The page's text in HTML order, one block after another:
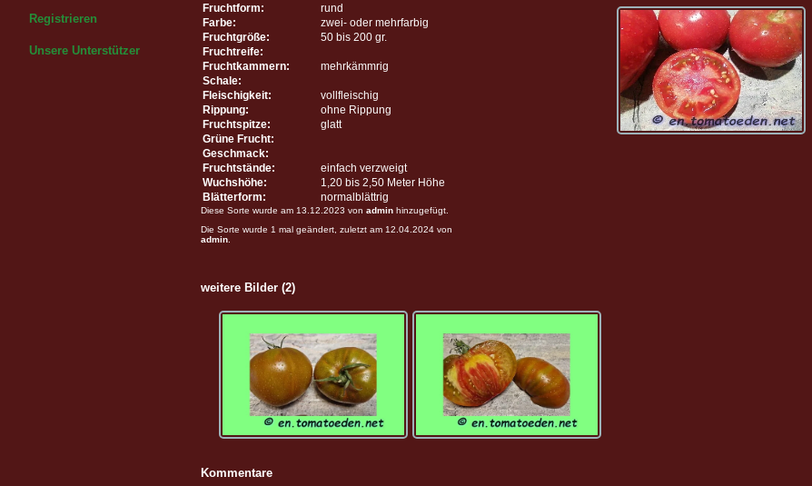
Registrieren
Unsere Unterstützer
Fruchtform:
rund
Farbe:
zwei- oder mehrfarbig
Fruchtgröße:
50 bis 200 gr.
Fruchtreife:
Fruchtkammern:
mehrkämmrig
Schale:
Fleischigkeit:
vollfleischig
Rippung:
ohne Rippung
Fruchtspitze:
glatt
Grüne Frucht:
Geschmack:
Fruchtstände:
einfach verzweigt
Wuchshöhe:
1,20 bis 2,50 Meter Höhe
Blätterform:
normalblättrig
Diese Sorte wurde am 13.12.2023 von admin hinzugefügt.
Die Sorte wurde 1 mal geändert, zuletzt am 12.04.2024 von
admin
weitere Bilder (2)
Kommentare